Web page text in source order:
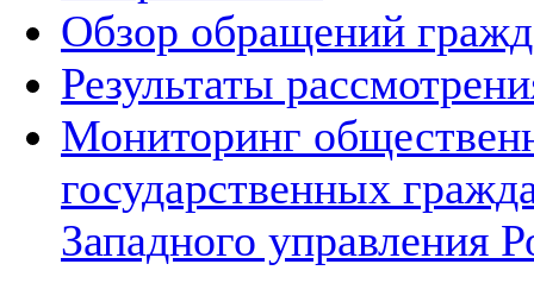
Обзор обращений
Результаты
Мониторинг
государственных
Западного управления